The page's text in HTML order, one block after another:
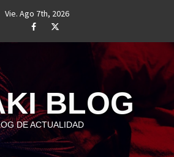
Vie. Ago 7th, 2026
#
#
BLOG
DE ACTUALIDAD